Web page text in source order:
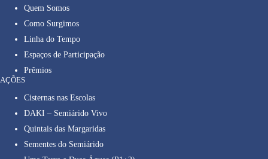
Quem Somos
Como Surgimos
Linha do Tempo
Espaços de Participação
Prêmios
AÇÕES
Cisternas nas Escolas
DAKI – Semiárido Vivo
Quintais das Margaridas
Sementes do Semiárido